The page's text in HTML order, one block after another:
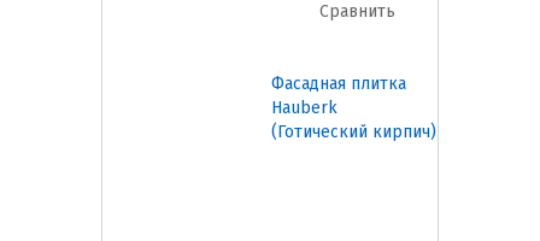
Сравнить
Фасадная плитка
Hauberk
(Готический кирпич)